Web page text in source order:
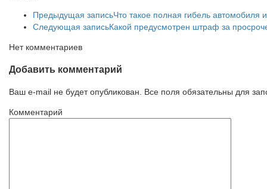
Предыдущая записьЧто такое полная гибель автомобиля
Следующая записьКакой предусмотрен штраф за
Нет комментариев
Добавить комментарий
Ваш e-mail не будет опубликован. Все поля обязательны для
Комментарий